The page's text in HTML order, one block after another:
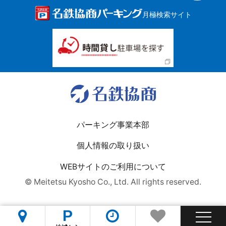
月極検索サイト
パーキング事業本部
個人情報の取り扱い
WEBサイトのご利用について
© Meitetsu Kyosho Co., Ltd. All rights reserved.
P